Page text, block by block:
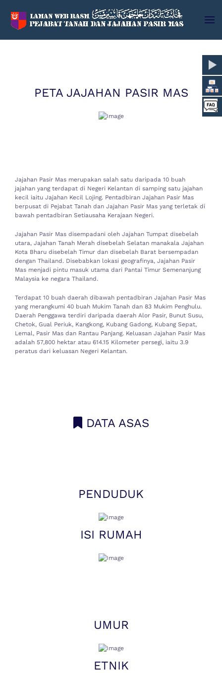
Skip to main content
PETA JAJAHAN PASIR MAS
Jajahan Pasir Mas merupakan salah satu daripada 10 buah
jajahan yang terdapat di Negeri Kelantan di samping satu jajahan
kecil iaitu Jajahan Kecil Lojing. Pentadbiran Jajahan Pasir Mas
berpusat di Pejabat Tanah dan Jajahan Pasir Mas yang terletak di
bawah pentadbiran Setiausaha Kerajaan Negeri.
Jajahan Pasir Mas disempadani oleh Jajahan Tumpat disebelah
utara, Jajahan Tanah Merah disebelah Selatan manakala Jajahan
Kota Bharu disebelah Timur dan disebelah Barat bersempadan
dengan Thailand. Disebabkan lokasi geografinya, Jajahan Pasir
Mas menjadi pintu masuk utama dari Pantai Timur Semenanjung
Malaysia ke negara Thailand.
Terdapat 10 buah daerah dibawah pentadbiran Jajahan Pasir Mas
yang merangkumi 40 buah Mukim Tanah dan 83 Mukim Penghulu.
Daerah Penggawa terdiri daripada daerah Alor Pasir, Bunut Susu,
Chetok, Gual Periuk, Kangkong, Kubang Gadong, Kubang Sepat,
Lemal, Pasir Mas dan Rantau Panjang. Keluasan Jajahan Pasir Mas
adalah 57,800 hektar atau 614.15 Kilometer persegi, iaitu 3.9
peratus dari keluasan Negeri Kelantan.
DATA ASAS
PENDUDUK
ISI RUMAH
UMUR
ETNIK